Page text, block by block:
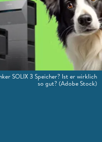
SOLIX 3 Speicher? Ist er wirklich
so gut? (Adobe Stock)